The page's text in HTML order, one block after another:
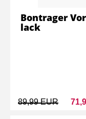
89,99 EUR
Bontrager
lack